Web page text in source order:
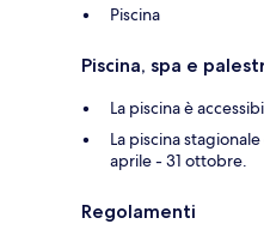
Piscina
Piscina, spa e
La piscina è
La piscina
aprile - 31 ottobre.
Regolamenti